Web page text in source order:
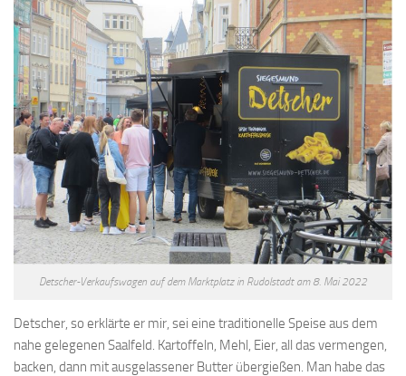
Detscher-Verkaufswagen auf dem Marktplatz in Rudolstadt am 8. Mai 2022
Detscher, so erklärte er mir, sei eine traditionelle Speise aus dem
nahe gelegenen Saalfeld. Kartoffeln, Mehl, Eier, all das vermengen,
backen, dann mit ausgelassener Butter übergießen. Man habe das